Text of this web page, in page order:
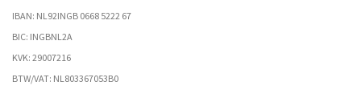
IBAN: NL92INGB 0668 5222 67
BIC: INGBNL2A
KVK: 29007216
BTW/VAT: NL803367053B0